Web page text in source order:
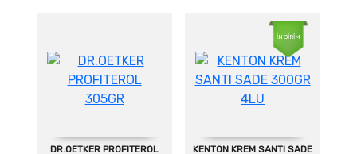
DR.OETKER PROFITEROL
İNDİRİM
KENTON KREM SANTI SADE